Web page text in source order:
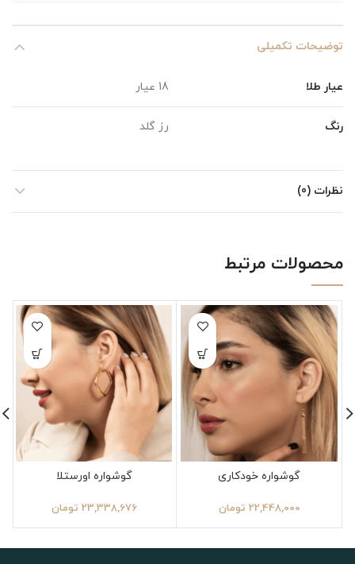
توضیحات تکمیلی
عیار طلا 18 عیار
رنگ رز گلد
نظرات (0)
محصولات مرتبط
گوشواره خودکاری
22,448,000 تومان
گوشواره اورستلا
23,338,676 تومان